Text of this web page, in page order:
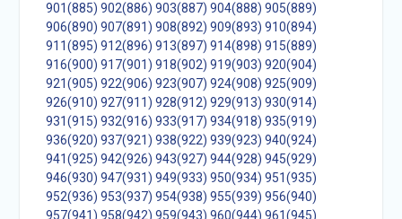
901(885) 902(886) 903(887) 904(888) 905(889)
906(890) 907(891) 908(892) 909(893) 910(894)
911(895) 912(896) 913(897) 914(898) 915(889)
916(900) 917(901) 918(902) 919(903) 920(904)
921(905) 922(906) 923(907) 924(908) 925(909)
926(910) 927(911) 928(912) 929(913) 930(914)
931(915) 932(916) 933(917) 934(918) 935(919)
936(920) 937(921) 938(922) 939(923) 940(924)
941(925) 942(926) 943(927) 944(928) 945(929)
946(930) 947(931) 949(933) 950(934) 951(935)
952(936) 953(937) 954(938) 955(939) 956(940)
957(941) 958(942) 959(943) 960(944) 961(945)